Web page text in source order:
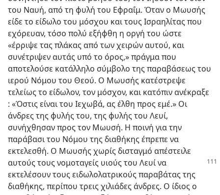
του Ναυή, από τη φυλή του Εφραΐμ. Όταν ο Μωυσής
είδε το είδωλο του μόσχου και τους Ισραηλίτας που
εχόρευαν, τόσο πολύ εξήφθη η οργή του ώστε
«έρριψε τας πλάκας από των χειρών αυτού, και
συνέτριψεν αυτάς υπό το όρος,» πράγμα που
αποτελούσε κατάλληλο σύμβολο της παραβάσεως του
ιερού Νόμου του Θεού. Ο Μωυσής κατέστρεψε
τελείως το είδωλον, τον μόσχον, και κατόπιν ανέκραξε
: «Όστις είναι του Ιεχωβά, ας έλθη προς εμέ.» Οι
άνδρες της φυλής του, της φυλής του Λευί,
συνήχθησαν προς τον Μωυσή. Η ποινή για την
παράβασι του Νόμου της διαθήκης έπρεπε να
εκτελεσθή. Ο Μωυσής χωρίς δισταγμό απέστειλε
αυτούς τους νομοταγείς υιούς του Λευί να
εκτελέσουν τους ειδωλολατρικούς παραβάτας της
διαθήκης, περίπου τρεις χιλιάδες άνδρες. Ο ίδιος ο